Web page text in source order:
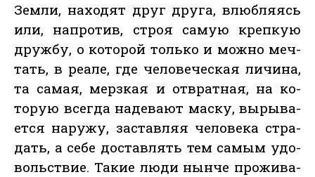
Зем­ли, на­ходят друг дру­га, влюб­ля­ясь
или, нап­ро­тив, строя са­мую креп­кую
друж­бу, о ко­торой толь­ко и мож­но меч­
тать, в ре­але, где че­лове­чес­кая ли­чина,
та са­мая, мер­зкая и от­врат­ная, на ко­
торую всег­да на­дева­ют мас­ку, вы­рыва­
ет­ся на­ружу, зас­тавляя че­лове­ка стра­
дать, а се­бе дос­тавлять тем са­мым удо­
воль­ствие. Та­кие лю­ди нын­че про­жива­